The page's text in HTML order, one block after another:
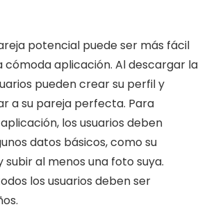
potencial puede ser más fácil
cómoda aplicación. Al descargar la
pueden crear su perfil y
a su pareja perfecta. Para
los usuarios deben
datos básicos, como su
subir al menos una foto suya.
los usuarios deben ser